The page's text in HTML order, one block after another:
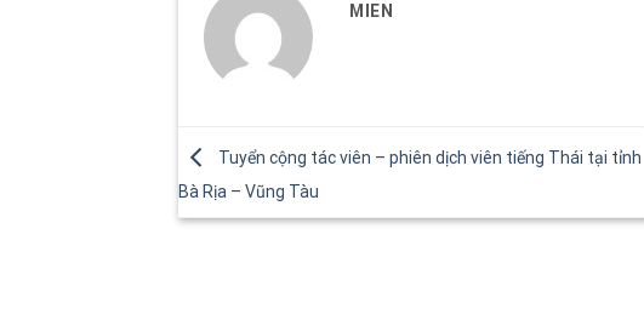
MIEN
Tuyển cộng tác viên – phiên dịch viên tiếng Thái tại tỉnh
Bà Rịa – Vũng Tàu